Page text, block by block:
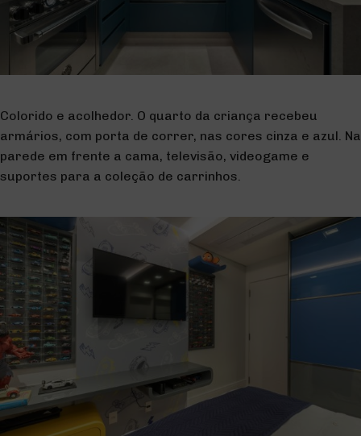
Colorido e acolhedor. O quarto da criança recebeu
armários, com porta de correr, nas cores cinza e azul. Na
parede em frente a cama, televisão, videogame e
suportes para a coleção de carrinhos.